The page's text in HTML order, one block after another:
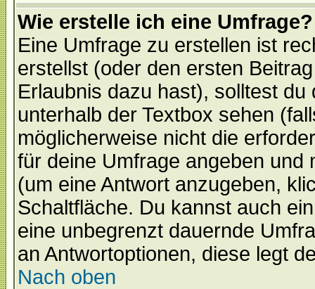
Wie erstelle ich eine Umfrage?
Eine Umfrage zu erstellen ist
erstellst (oder den ersten
Erlaubnis dazu hast), solltest
unterhalb der Textbox sehen
möglicherweise nicht die
für deine Umfrage angeben und
(um eine Antwort anzugeben,
Schaltfläche. Du kannst auch
eine unbegrenzt dauernde
an Antwortoptionen, diese legt
Nach oben